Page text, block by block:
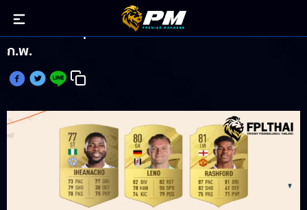
เปิดโผ 6 แข้งลุ้น นักเตะยอดเยี่ยม พรีเมียร์ลีก เดือน
ก.พ.